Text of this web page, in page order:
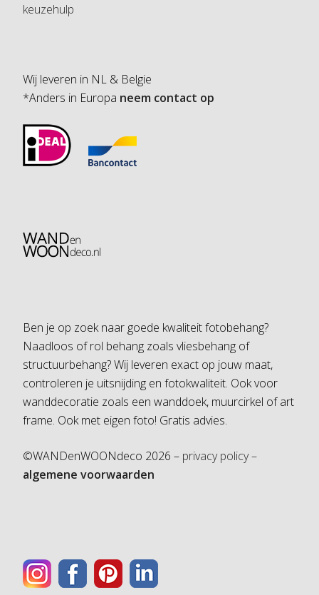
keuzehulp
Wij leveren in NL & Belgie
*Anders in Europa neem contact op
Ben je op zoek naar goede kwaliteit fotobehang?
Naadloos of rol behang zoals vliesbehang of
structuurbehang? Wij leveren exact op jouw maat,
controleren je uitsnijding en fotokwaliteit. Ook voor
wanddecoratie zoals een wanddoek, muurcirkel of art
frame. Ook met eigen foto! Gratis advies.
©WANDenWOONdeco 2026 – privacy policy –
algemene voorwaarden